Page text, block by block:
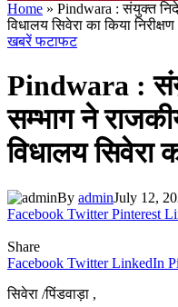
Home » Pindwara : संयुक्त
विधालय सिवेरा का किया निरीक्षण
खबरें फटाफट
Pindwara :
सम्भाग ने
विधालय सिवेरा
By adminJuly 12,
Facebook Twitter Pinterest
Share
Facebook Twitter LinkedIn
सिवेरा /पिंडवाड़ा ,